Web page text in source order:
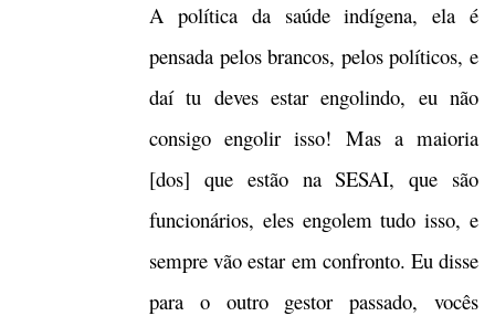
A política da saúde indígena, ela é
pensada pelos brancos, pelos políticos, e
daí tu deves estar engolindo, eu não
consigo engolir isso! Mas a maioria
[dos] que estão na SESAI, que são
funcionários, eles engolem tudo isso, e
sempre vão estar em confronto. Eu disse
para o outro gestor passado, vocês